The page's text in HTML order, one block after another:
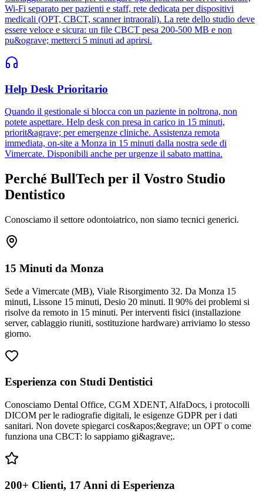
Wi-Fi separato per pazienti e staff, rete dedicata per dispositivi
medicali (OPT, CBCT, scanner intraorali). La rete dello studio deve
essere veloce e sicura: un file CBCT pesa 200-500 MB e non
pu&ograve; metterci 5 minuti ad aprirsi.
Help Desk Prioritario
Quando il gestionale si blocca con un paziente in poltrona, non
potete aspettare. Help desk con presa in carico in 15 minuti,
priorit&agrave; per emergenze cliniche. Assistenza remota
immediata, on-site a Monza in 15 minuti dalla nostra sede di
Vimercate. Disponibili anche per urgenze il sabato mattina.
Perché BullTech per il Vostro Studio
Dentistico
Conosciamo il settore odontoiatrico, non siamo tecnici generici.
15 Minuti da Monza
Sede a Vimercate (MB), Viale Risorgimento 32. Da Monza 15
minuti, Lissone 15 minuti, Desio 20 minuti. Il 90% dei problemi si
risolve da remoto in 15 minuti. Per interventi fisici (installazione
server, cablaggio riuniti, sostituzione hardware) arriviamo lo stesso
giorno.
Esperienza con Studi Dentistici
Conosciamo Dental Office, CGM XDENT, AlfaDocs, i protocolli
DICOM per le radiografie digitali, le esigenze GDPR per i dati
sanitari. Non dovete spiegarci cos&apos;&egrave; un OPT o come
funziona una CBCT: lo sappiamo gi&agrave;.
200+ Clienti, 17 Anni di Esperienza